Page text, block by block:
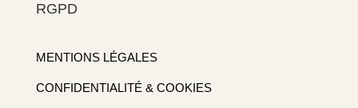
RGPD
MENTIONS LÉGALES
CONFIDENTIALITÉ & COOKIES